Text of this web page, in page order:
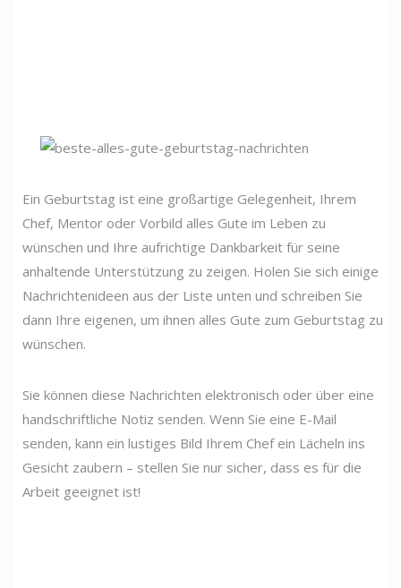
Ein Geburtstag ist eine großartige Gelegenheit, Ihrem
Chef, Mentor oder Vorbild alles Gute im Leben zu
wünschen und Ihre aufrichtige Dankbarkeit für seine
anhaltende Unterstützung zu zeigen. Holen Sie sich einige
Nachrichtenideen aus der Liste unten und schreiben Sie
dann Ihre eigenen, um ihnen alles Gute zum Geburtstag zu
wünschen.
Sie können diese Nachrichten elektronisch oder über eine
handschriftliche Notiz senden. Wenn Sie eine E-Mail
senden, kann ein lustiges Bild Ihrem Chef ein Lächeln ins
Gesicht zaubern – stellen Sie nur sicher, dass es für die
Arbeit geeignet ist!